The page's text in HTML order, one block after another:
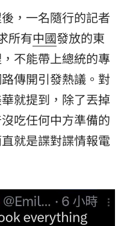
，一名隨行的記者
所有中國發放的東
不能帶上總統的專
傳開引發熱議。對
就提到，除了丟掉
吃任何中方準備的
就是諜對諜情報電